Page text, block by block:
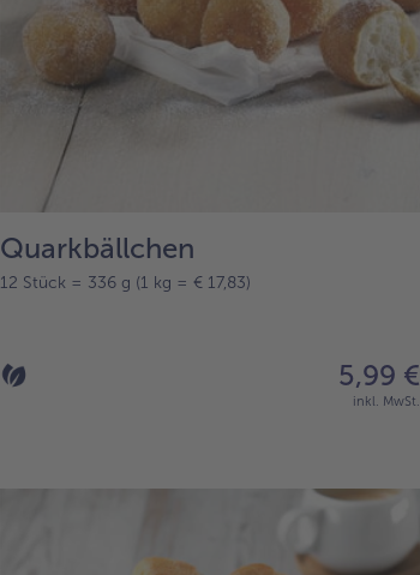
Quarkbällchen
12 Stück = 336 g (1 kg = € 17,83)
5,99 €
inkl. MwSt.